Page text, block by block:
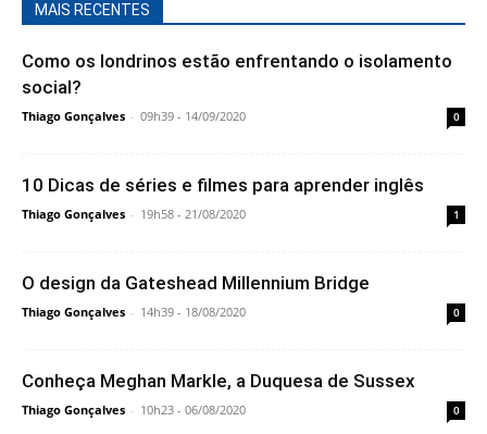
MAIS RECENTES
Como os londrinos estão enfrentando o isolamento
social?
Thiago Gonçalves - 09h39 - 14/09/2020 0
10 Dicas de séries e filmes para aprender inglês
Thiago Gonçalves - 19h58 - 21/08/2020 1
O design da Gateshead Millennium Bridge
Thiago Gonçalves - 14h39 - 18/08/2020 0
Conheça Meghan Markle, a Duquesa de Sussex
Thiago Gonçalves - 10h23 - 06/08/2020 0